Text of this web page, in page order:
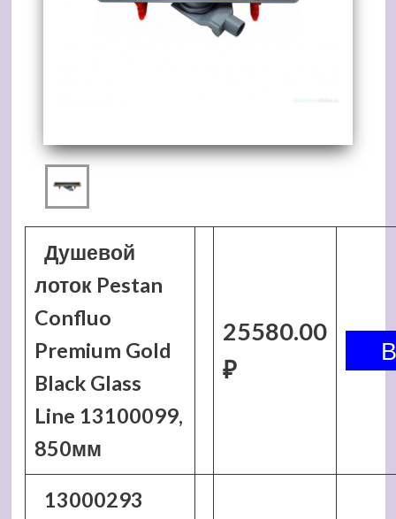
Душевой
лоток Pestan
Confluo
Premium Gold
Black Glass
Line 13100099,
850мм
25580.00
₽
13000293